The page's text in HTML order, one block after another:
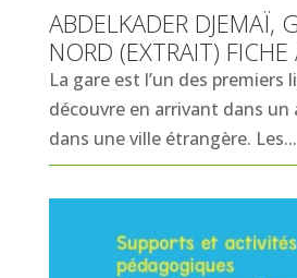
ABDELKADER DJEMAÏ,
NORD (EXTRAIT) FICHE
La gare est l’un des premiers
découvre en arrivant dans un
dans une ville étrangère. Les...